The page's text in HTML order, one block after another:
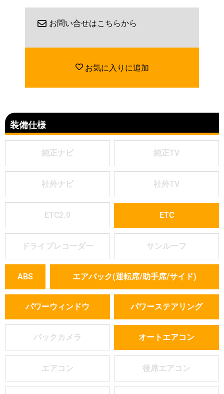
お問い合せはこちらから
お気に入りに追加
装備仕様
純正ナビ 純正TV
社外ナビ 社外TV
ETC2.0 ETC
ドライブレコーダー サンルーフ
ABS エアバック(運転席/助手席/サイド)
パワーウィンドウ パワーステアリング
バックカメラ オートエアコン
エアコン 後席エアコン